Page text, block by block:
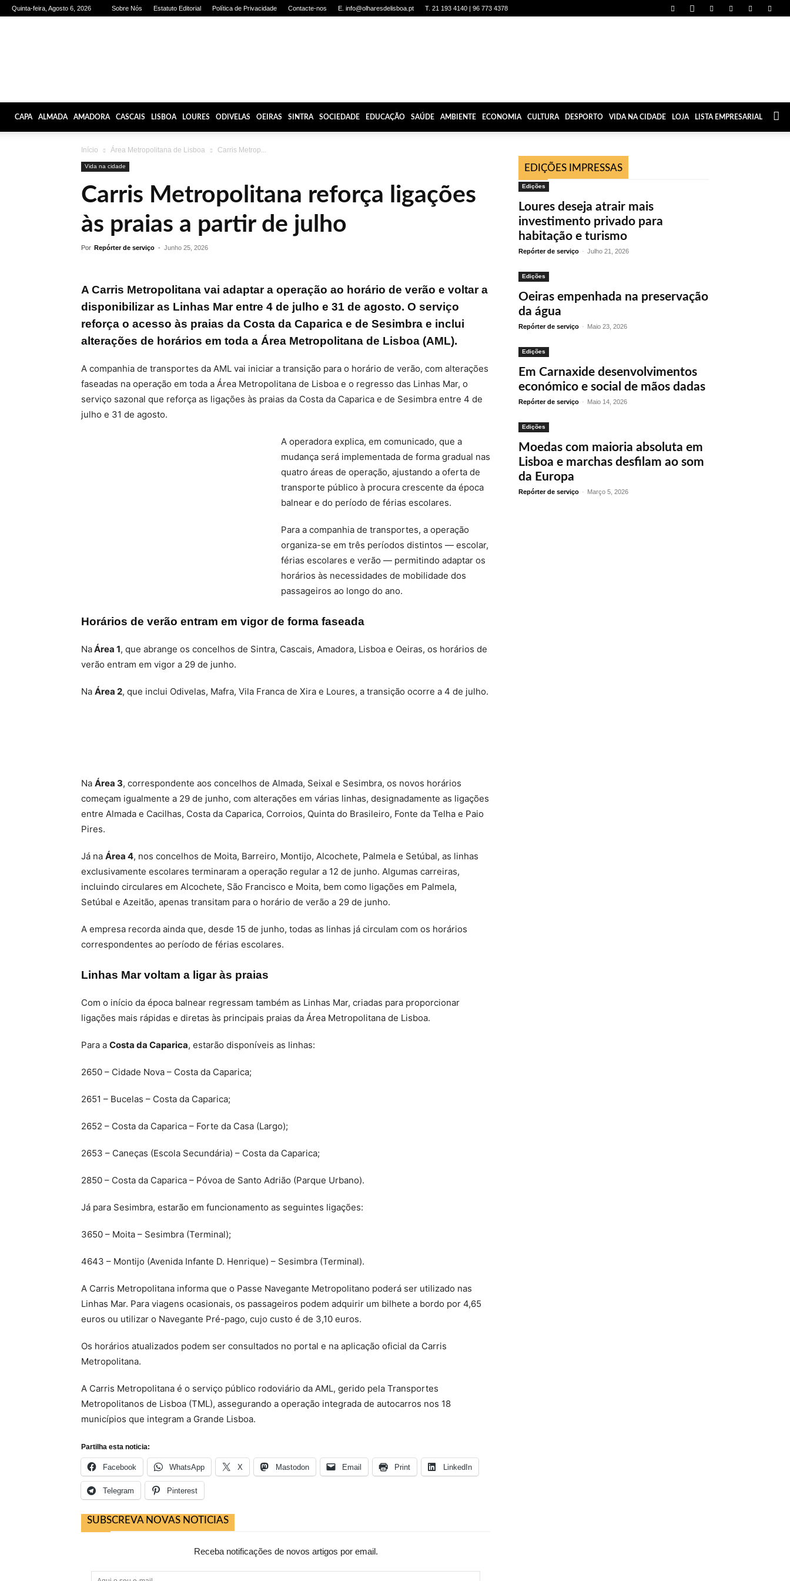
Quinta-feira, Agosto 6, 2026 Sobre Nós Estatuto Editorial Política de Privacidade Contacte-nos E. info@olharesdelisboa.pt T. 21 193 4140 | 96 773 4378
CAPA ALMADA AMADORA CASCAIS LISBOA LOURES ODIVELAS OEIRAS SINTRA SOCIEDADE EDUCAÇÃO SAÚDE AMBIENTE ECONOMIA CULTURA DESPORTO VIDA NA CIDADE LOJA LISTA EMPRESARIAL
Início Área Metropolitana de Lisboa Carris Metrop...
Vida na cidade
Carris Metropolitana reforça ligações
às praias a partir de julho
Por Repórter de serviço - Junho 25, 2026
A Carris Metropolitana vai adaptar a operação ao horário de verão e voltar a
disponibilizar as Linhas Mar entre 4 de julho e 31 de agosto. O serviço
reforça o acesso às praias da Costa da Caparica e de Sesimbra e inclui
alterações de horários em toda a Área Metropolitana de Lisboa (AML).
A companhia de transportes da AML vai iniciar a transição para o horário de verão, com alterações
faseadas na operação em toda a Área Metropolitana de Lisboa e o regresso das Linhas Mar, o
serviço sazonal que reforça as ligações às praias da Costa da Caparica e de Sesimbra entre 4 de
julho e 31 de agosto.
A operadora explica, em comunicado, que a
mudança será implementada de forma gradual nas
quatro áreas de operação, ajustando a oferta de
transporte público à procura crescente da época
balnear e do período de férias escolares.
Para a companhia de transportes, a operação
organiza-se em três períodos distintos — escolar,
férias escolares e verão — permitindo adaptar os
horários às necessidades de mobilidade dos
passageiros ao longo do ano.
Horários de verão entram em vigor de forma faseada
NaÁrea 1, que abrange os concelhos de Sintra, Cascais, Amadora, Lisboa e Oeiras, os horários de
verão entram em vigor a 29 de junho.
Na Área 2, que inclui Odivelas, Mafra, Vila Franca de Xira e Loures, a transição ocorre a 4 de julho.
Na Área 3, correspondente aos concelhos de Almada, Seixal e Sesimbra, os novos horários
começam igualmente a 29 de junho, com alterações em várias linhas, designadamente as ligações
entre Almada e Cacilhas, Costa da Caparica, Corroios, Quinta do Brasileiro, Fonte da Telha e Paio
Pires.
Já na Área 4, nos concelhos de Moita, Barreiro, Montijo, Alcochete, Palmela e Setúbal, as linhas
exclusivamente escolares terminaram a operação regular a 12 de junho. Algumas carreiras,
incluindo circulares em Alcochete, São Francisco e Moita, bem como ligações em Palmela,
Setúbal e Azeitão, apenas transitam para o horário de verão a 29 de junho.
A empresa recorda ainda que, desde 15 de junho, todas as linhas já circulam com os horários
correspondentes ao período de férias escolares.
Linhas Mar voltam a ligar às praias
Com o início da época balnear regressam também as Linhas Mar, criadas para proporcionar
ligações mais rápidas e diretas às principais praias da Área Metropolitana de Lisboa.
Para a Costa da Caparica, estarão disponíveis as linhas:
2650 – Cidade Nova – Costa da Caparica;
2651 – Bucelas – Costa da Caparica;
2652 – Costa da Caparica – Forte da Casa (Largo);
2653 – Caneças (Escola Secundária) – Costa da Caparica;
2850 – Costa da Caparica – Póvoa de Santo Adrião (Parque Urbano).
Já para Sesimbra, estarão em funcionamento as seguintes ligações:
3650 – Moita – Sesimbra (Terminal);
4643 – Montijo (Avenida Infante D. Henrique) – Sesimbra (Terminal).
A Carris Metropolitana informa que o Passe Navegante Metropolitano poderá ser utilizado nas
Linhas Mar. Para viagens ocasionais, os passageiros podem adquirir um bilhete a bordo por 4,65
euros ou utilizar o Navegante Pré-pago, cujo custo é de 3,10 euros.
Os horários atualizados podem ser consultados no portal e na aplicação oficial da Carris
Metropolitana.
A Carris Metropolitana é o serviço público rodoviário da AML, gerido pela Transportes
Metropolitanos de Lisboa (TML), assegurando a operação integrada de autocarros nos 18
municípios que integram a Grande Lisboa.
Partilha esta noticia:
Facebook WhatsApp X Mastodon Email Print LinkedIn
Telegram Pinterest
SUBSCREVA NOVAS NOTICIAS
Receba notificações de novos artigos por email.
Aqui
EDIÇÕES IMPRESSAS
Edições
Loures deseja atrair mais
investimento privado para
habitação e turismo
Repórter de serviço - Julho 21, 2026
Edições
Oeiras empenhada na preservação
da água
Repórter de serviço - Maio 23, 2026
Edições
Em Carnaxide desenvolvimentos
económico e social de mãos dadas
Repórter de serviço - Maio 14, 2026
Edições
Moedas com maioria absoluta em
Lisboa e marchas desfilam ao som
da Europa
Repórter de serviço - Março 5, 2026